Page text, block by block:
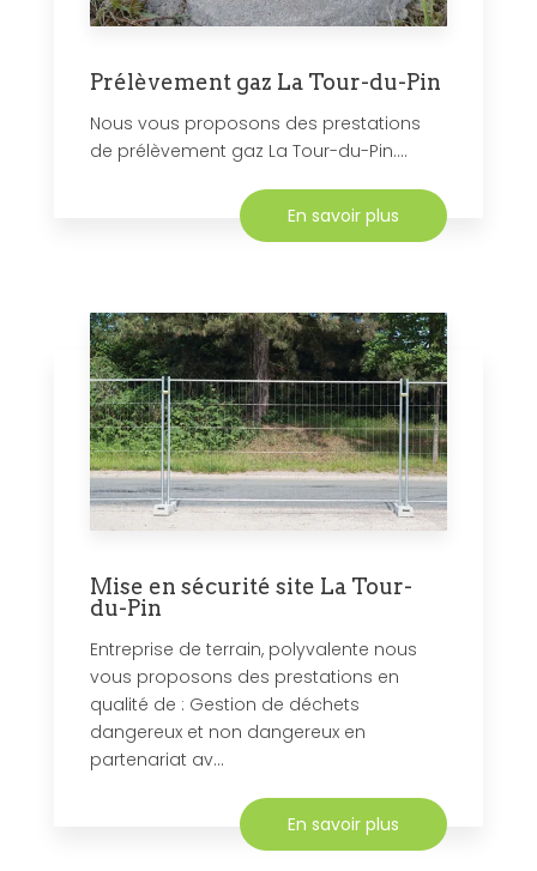
Prélèvement gaz La Tour-du-Pin
Nous vous proposons des prestations
de prélèvement gaz La Tour-du-Pin....
En savoir plus
Mise en sécurité site La Tour-
du-Pin
Entreprise de terrain, polyvalente nous
vous proposons des prestations en
qualité de : Gestion de déchets
dangereux et non dangereux en
partenariat av...
En savoir plus